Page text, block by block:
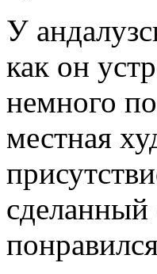
У
как он
немного
местная